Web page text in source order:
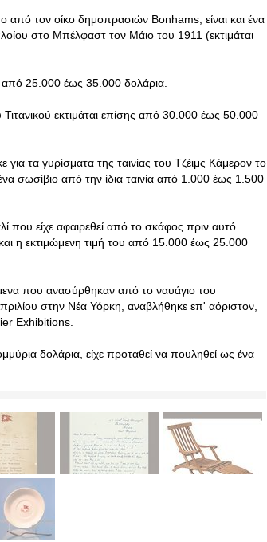
τον οίκο δημοπρασιών Bonhams, είναι και ένα
στο Μπέλφαστ τον Μάιο του 1911 (εκτιμάται
από 25.000 έως 35.000 δολάρια.
εκτιμάται επίσης από 30.000 έως 50.000
τα γυρίσματα της ταινίας του Τζέιμς Κάμερον το
σωσίβιο από την ίδια ταινία από 1.000 έως 1.500
που είχε αφαιρεθεί από το σκάφος πριν αυτό
η εκτιμώμενη τιμή του από 15.000 έως 25.000
που ανασύρθηκαν από το ναυάγιο του
στην Νέα Υόρκη, αναβλήθηκε επ' αόριστον,
Exhibitions.
δολάρια, είχε προταθεί να πουληθεί ως ένα